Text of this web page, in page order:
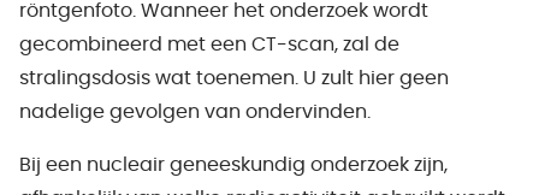
röntgenfoto. Wanneer het onderzoek wordt
gecombineerd met een CT-scan, zal de
stralingsdosis wat toenemen. U zult hier geen
nadelige gevolgen van ondervinden.
Bij een nucleair geneeskundig onderzoek zijn,